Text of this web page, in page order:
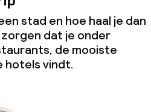
stad en hoe haal je dan
dat je onder
de mooiste
hotels vindt.